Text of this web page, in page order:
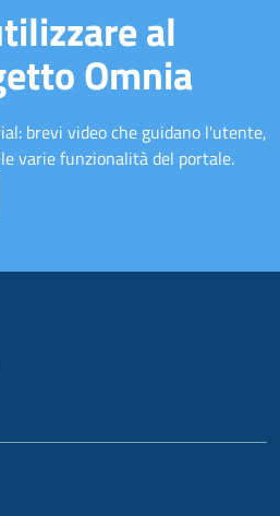
al
Omnia
brevi video che guidano l'utente,
varie funzionalità del portale.